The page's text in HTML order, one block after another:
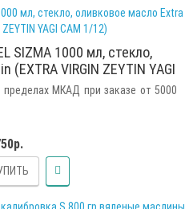
SIZMA 1000 мл, стекло,
VIRGIN ZEYTIN YAGI
1/12)
МКАД при заказе от 5000